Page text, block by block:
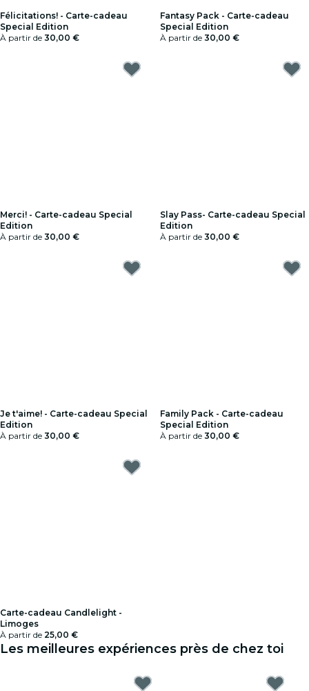
Félicitations! - Carte-cadeau
Special Edition
À partir de 30,00 €
Fantasy Pack - Carte-cadeau
Special Edition
À partir de 30,00 €
Merci! - Carte-cadeau Special
Edition
À partir de 30,00 €
Slay Pass- Carte-cadeau Special
Edition
À partir de 30,00 €
Je t'aime! - Carte-cadeau Special
Edition
À partir de 30,00 €
Family Pack - Carte-cadeau
Special Edition
À partir de 30,00 €
Carte-cadeau Candlelight -
Limoges
À partir de 25,00 €
Les meilleures expériences près de chez toi